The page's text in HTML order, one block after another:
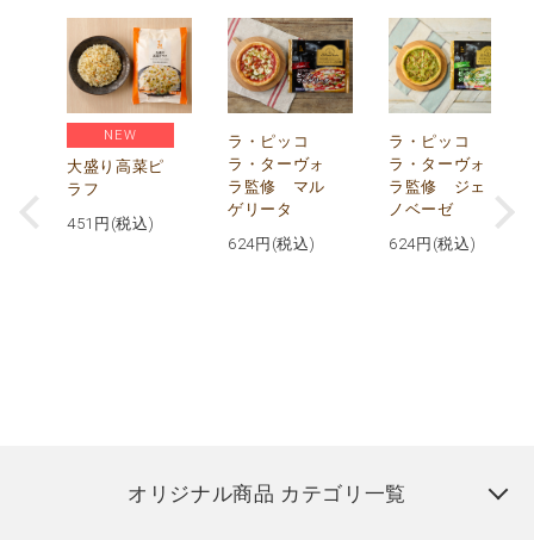
NEW
大盛り高菜ピ
ラフ
451 円(税込)
ラ・ピッコ
ラ・ターヴォ
ラ監修 マル
ゲリータ
624円(税込)
ラ・ピッコ
ラ・ターヴォ
ラ監修 ジェ
ノベーゼ
624円(税込)
オリジナル商品 カテゴリ一覧